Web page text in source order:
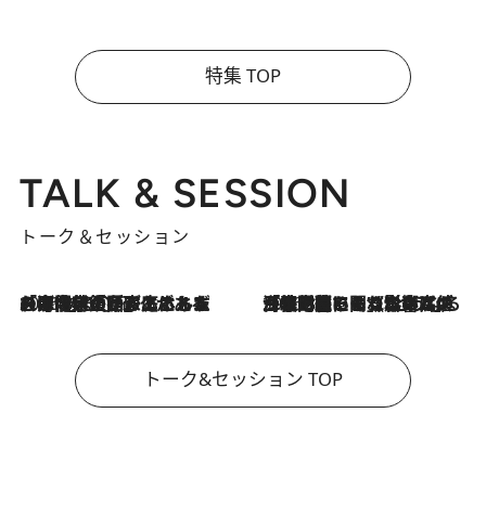
特集 TOP
TALK & SESSION
トーク＆セッション
2026.8.3
「今後値上げがあるとすれば…」「リスクがあるのは今年の冬」エネルギー専門家が語る、ホルムズ海峡封鎖が家庭にもたらす“ある心配” 2026.8.3
「住宅建てられない…」「サーチャージ料の高値が続いている」ホルムズ海峡封鎖による影響はいつまで続く？《エネルギー専門家に聞く“どうなる日本の暮らし”》
トーク&セッション TOP